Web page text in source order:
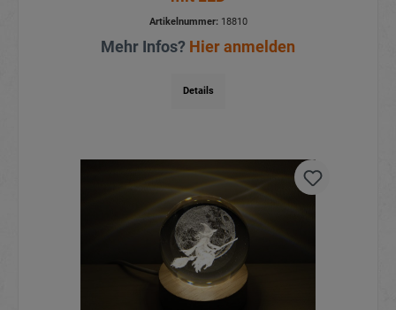
Artikelnummer:18810
Mehr Infos? Hier anmelden
Details